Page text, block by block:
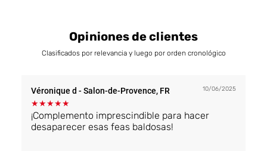
Opiniones de clientes
Clasificados por relevancia y luego por orden cronológico
Véronique d - Salon-de-Provence, FR 10/06/2025
★★★★★
¡Complemento imprescindible para hacer
desaparecer esas feas baldosas!